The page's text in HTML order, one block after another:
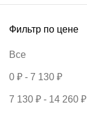
Фильтр по цене
Все
0 ₽ - 7 130 ₽
7 130 ₽ - 14 260 ₽